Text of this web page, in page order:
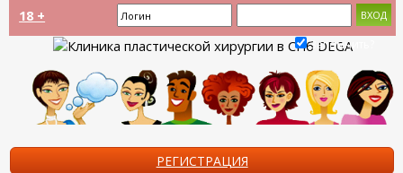
18 +
Запомнить?
РЕГИСТРАЦИЯ